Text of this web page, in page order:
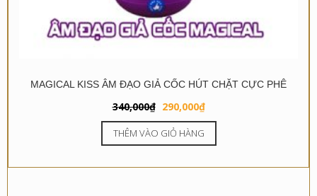
MAGICAL KISS ÂM ĐẠO GIẢ CỐC HÚT CHẶT CỰC PHÊ
340,000₫ Giá
gốc
là:
340,000₫.
290,000₫Giá
hiện
là:
290,000₫.
THÊM VÀO GIỎ HÀNG